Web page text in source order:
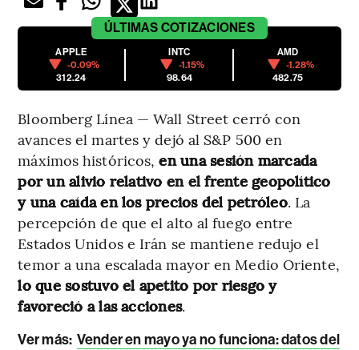
ÚLTIMAS COTIZACIONES
APPLE
-0.09%
312.24
INTC
-1.15%
98.64
AMD
-1.28%
482.75
Bloomberg Línea — Wall Street cerró con
avances el martes y dejó al S&P 500 en
máximos históricos,en una sesión marcada
por un alivio relativo en el frente geopolítico
y una caída en los precios del petróleo. La
percepción de que el alto al fuego entre
Estados Unidos e Irán se mantiene redujo el
temor a una escalada mayor en Medio Oriente,
lo que sostuvo el apetito por riesgo y
favoreció a las acciones.
Ver más: Vender en mayo ya no funciona: datos del